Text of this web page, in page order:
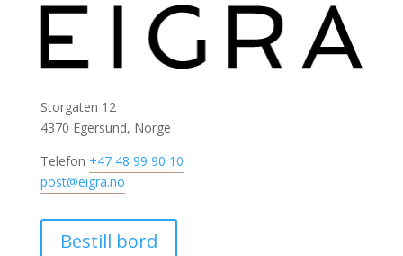
Storgaten 12
4370 Egersund, Norge
Telefon +47 48 99 90 10
post@eigra.no
Bestill bord